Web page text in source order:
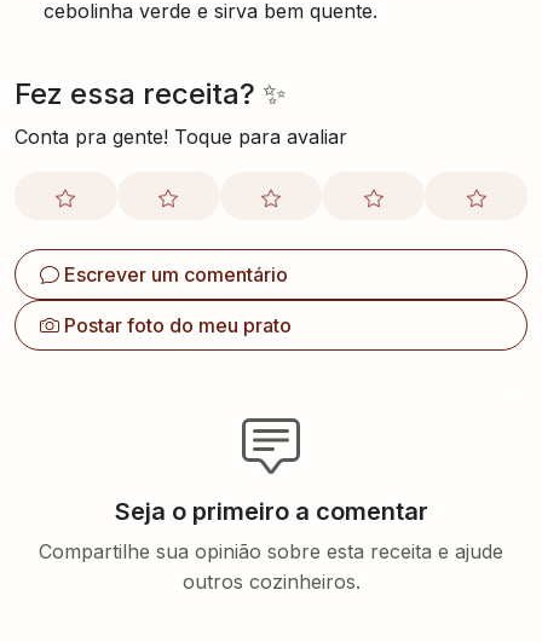
cebolinha verde e sirva bem quente.
Fez essa receita? ✨
Conta pra gente! Toque para avaliar
Escrever um comentário
Postar foto do meu prato
Seja o primeiro a comentar
Compartilhe sua opinião sobre esta receita e ajude
outros cozinheiros.